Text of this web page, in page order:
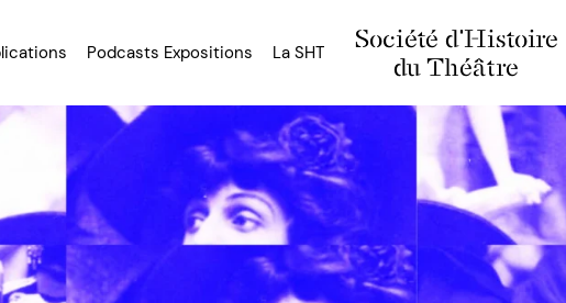
Société d'Histoire
du Théâtre
Podcasts Expositions La SHT